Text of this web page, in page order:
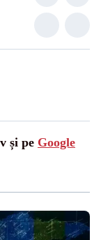
și pe Google